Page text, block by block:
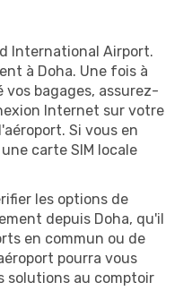
International Airport.
à Doha. Une fois à
vos bagages, assurez-
Internet sur votre
Si vous en
carte SIM locale
les options de
depuis Doha, qu'il
en commun ou de
pourra vous
solutions au comptoir